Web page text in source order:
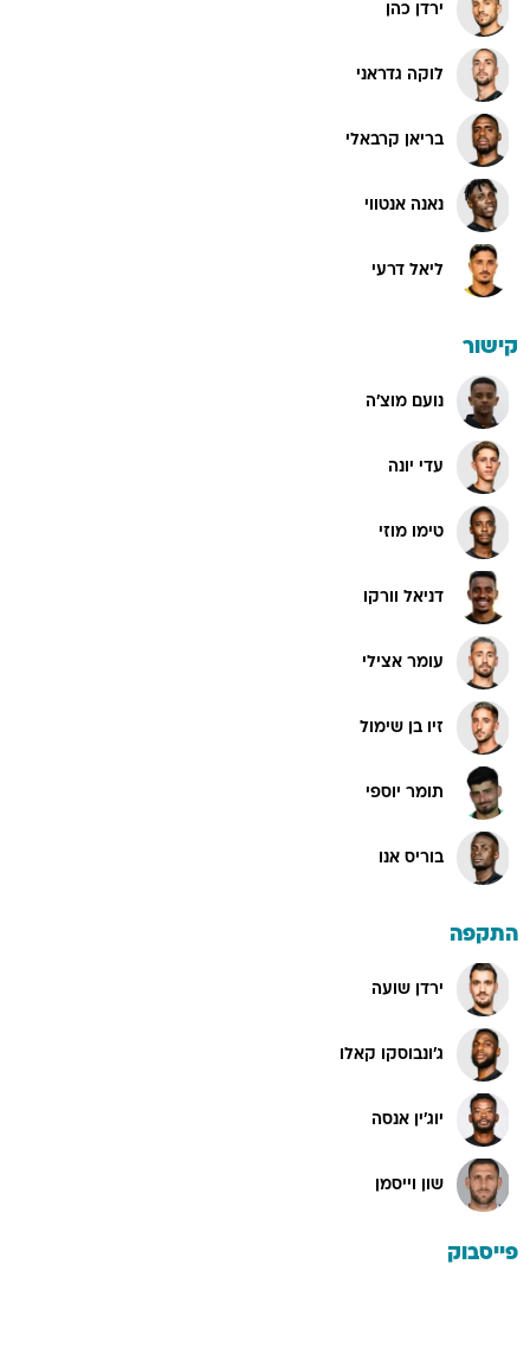
ירדן כהן
לוקה גדראני
בריאן קרבאלי
נאנה אנטווי
ליאל דרעי
קישור
נועם מוצ'ה
עדי יונה
טימו מוזי
דניאל וורקו
עומר אצילי
זיו בן שימול
תומר יוספי
בוריס אנו
התקפה
ירדן שועה
ג'ונבוסקו קאלו
יוג'ין אנסה
שון וייסמן
פייסבוק